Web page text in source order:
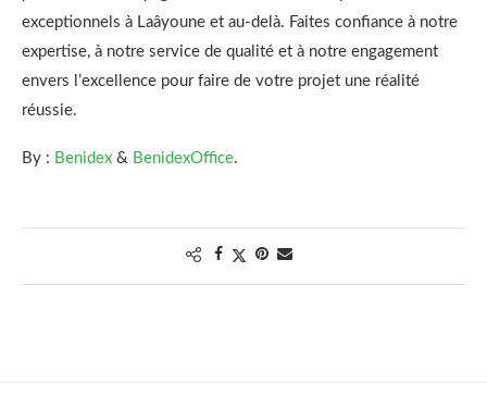
exceptionnels à Laâyoune et au-delà. Faites confiance à notre
expertise, à notre service de qualité et à notre engagement
envers l’excellence pour faire de votre projet une réalité
réussie.
By : Benidex & BenidexOffice.